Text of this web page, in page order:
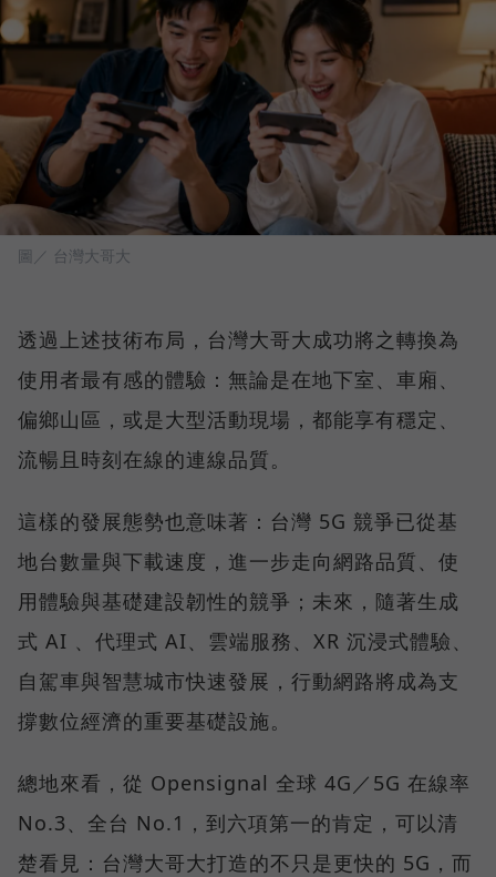
圖／ 台灣大哥大
透過上述技術布局，台灣大哥大成功將之轉換為
使用者最有感的體驗：無論是在地下室、車廂、
偏鄉山區，或是大型活動現場，都能享有穩定、
流暢且時刻在線的連線品質。
這樣的發展態勢也意味著：台灣 5G 競爭已從基
地台數量與下載速度，進一步走向網路品質、使
用體驗與基礎建設韌性的競爭；未來，隨著生成
式 AI 、代理式 AI、雲端服務、XR 沉浸式體驗、
自駕車與智慧城市快速發展，行動網路將成為支
撐數位經濟的重要基礎設施。
總地來看，從 Opensignal 全球 4G／5G 在線率
No.3、全台 No.1，到六項第一的肯定，可以清
楚看見：台灣大哥大打造的不只是更快的 5G，而